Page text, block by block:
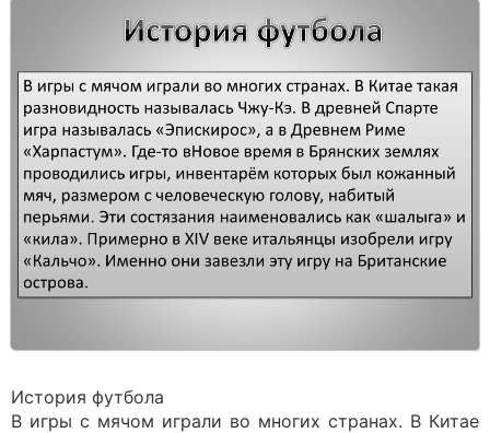
История футбола
В игры с мячом играли во многих странах. В Китае